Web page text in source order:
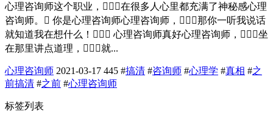
心理咨询师这个职业，在很多人心里都充满了神秘感心理
咨询师。 你是心理咨询师心理咨询师，那你一听我说话
就知道我在想什么！ 心理咨询师真好心理咨询师，坐
在那里讲点道理，就...
心理咨询师 2021-03-17 445 #搞清 #咨询师 #心理学 #真相 #之
前搞清 #之前 #心理咨询师
标签列表